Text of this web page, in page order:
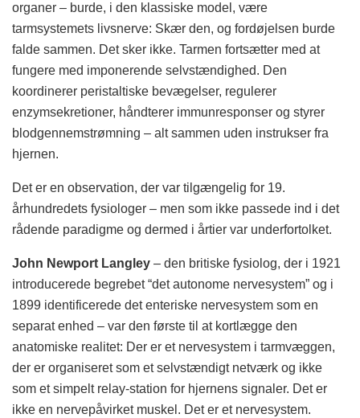
organer – burde, i den klassiske model, være
tarmsystemets livsnerve: Skær den, og fordøjelsen burde
falde sammen. Det sker ikke. Tarmen fortsætter med at
fungere med imponerende selvstændighed. Den
koordinerer peristaltiske bevægelser, regulerer
enzymsekretioner, håndterer immunresponser og styrer
blodgennemstrømning – alt sammen uden instrukser fra
hjernen.
Det er en observation, der var tilgængelig for 19.
århundredets fysiologer – men som ikke passede ind i det
rådende paradigme og dermed i årtier var underfortolket.
John Newport Langley – den britiske fysiolog, der i 1921
introducerede begrebet “det autonome nervesystem” og i
1899 identificerede det enteriske nervesystem som en
separat enhed – var den første til at kortlægge den
anatomiske realitet: Der er et nervesystem i tarmvæggen,
der er organiseret som et selvstændigt netværk og ikke
som et simpelt relay-station for hjernens signaler. Det er
ikke en nervepåvirket muskel. Det er et nervesystem.